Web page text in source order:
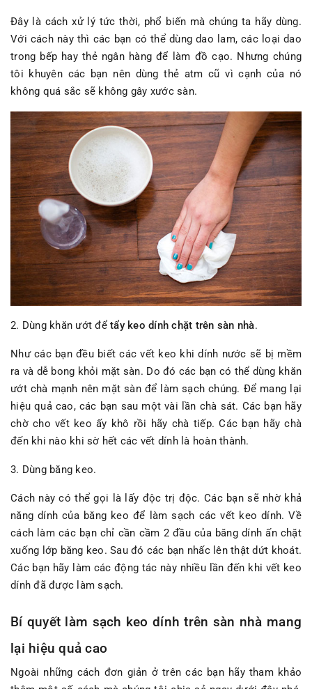
Đây là cách xử lý tức thời, phổ biến mà chúng ta hãy dùng.
Với cách này thì các bạn có thể dùng dao lam, các loại dao
trong bếp hay thẻ ngân hàng để làm đồ cạo. Nhưng chúng
tôi khuyên các bạn nên dùng thẻ atm cũ vì cạnh của nó
không quá sắc sẽ không gây xước sàn.
2. Dùng khăn ướt để tẩy keo dính chặt trên sàn nhà.
Như các bạn đều biết các vết keo khi dính nước sẽ bị mềm
ra và dễ bong khỏi mặt sàn. Do đó các bạn có thể dùng khăn
ướt chà mạnh nên mặt sàn để làm sạch chúng. Để mang lại
hiệu quả cao, các bạn sau một vài lần chà sát. Các bạn hãy
chờ cho vết keo ấy khô rồi hãy chà tiếp. Các bạn hãy chà
đến khi nào khi sờ hết các vết dính là hoàn thành.
3. Dùng băng keo.
Cách này có thể gọi là lấy độc trị độc. Các bạn sẽ nhờ khả
năng dính của băng keo để làm sạch các vết keo dính. Về
cách làm các bạn chỉ cần cầm 2 đầu của băng dính ấn chặt
xuống lớp băng keo. Sau đó các bạn nhấc lên thật dứt khoát.
Các bạn hãy làm các động tác này nhiều lần đến khi vết keo
dính đã được làm sạch.
Bí quyết làm sạch keo dính trên sàn nhà mang
lại hiệu quả cao
Ngoài những cách đơn giản ở trên các bạn hãy tham khảo